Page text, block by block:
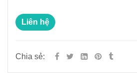
Liên hệ
Chia sẻ: